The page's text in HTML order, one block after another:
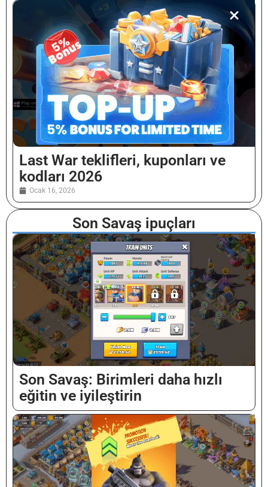
Last War teklifleri, kuponları ve
kodları 2026
Ocak 16, 2026
Son Savaş ipuçları
Son Savaş: Birimleri daha hızlı
eğitin ve iyileştirin